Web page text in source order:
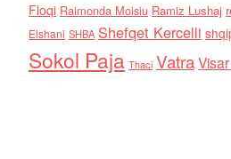
Floqi Raimonda Moisiu Ramiz Lushaj
Elshani SHBA Shefqet Kercelli
Sokol Paja Thaci Vatra